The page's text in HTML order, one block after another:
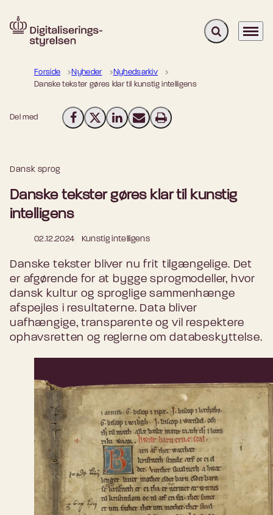
Gå til forsiden Fold søgefelt
Menu
Forside Nyheder
Nyhedsarkiv
Danske tekster gøres klar til kunstig intelligens
Del med Del på Facebook
Del på X (Twitter)
Del på LinkedIn
Send email
Print
Dansk sprog
Danske tekster gøres klar til kunstig
intelligens
02.12.2024 Kunstig intelligens
Danske tekster bliver nu frit tilgængelige. Det
er afgørende for at bygge sprogmodeller, hvor
dansk kultur og sproglige sammenhænge
afspejles i resultaterne. Data bliver
uafhængige, transparente og vil respektere
ophavsretten og reglerne om databeskyttelse.